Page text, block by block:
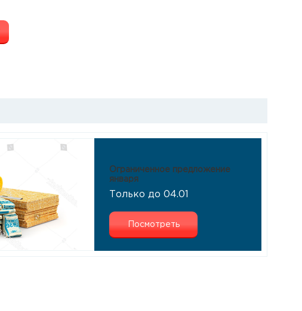
Ограниченное предложение
января
Только до 04.01
Посмотреть